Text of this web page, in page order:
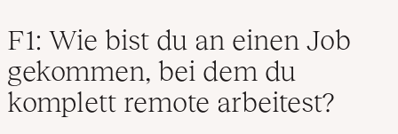
F1: Wie bist du an einen Job
gekommen, bei dem du
komplett remote arbeitest?